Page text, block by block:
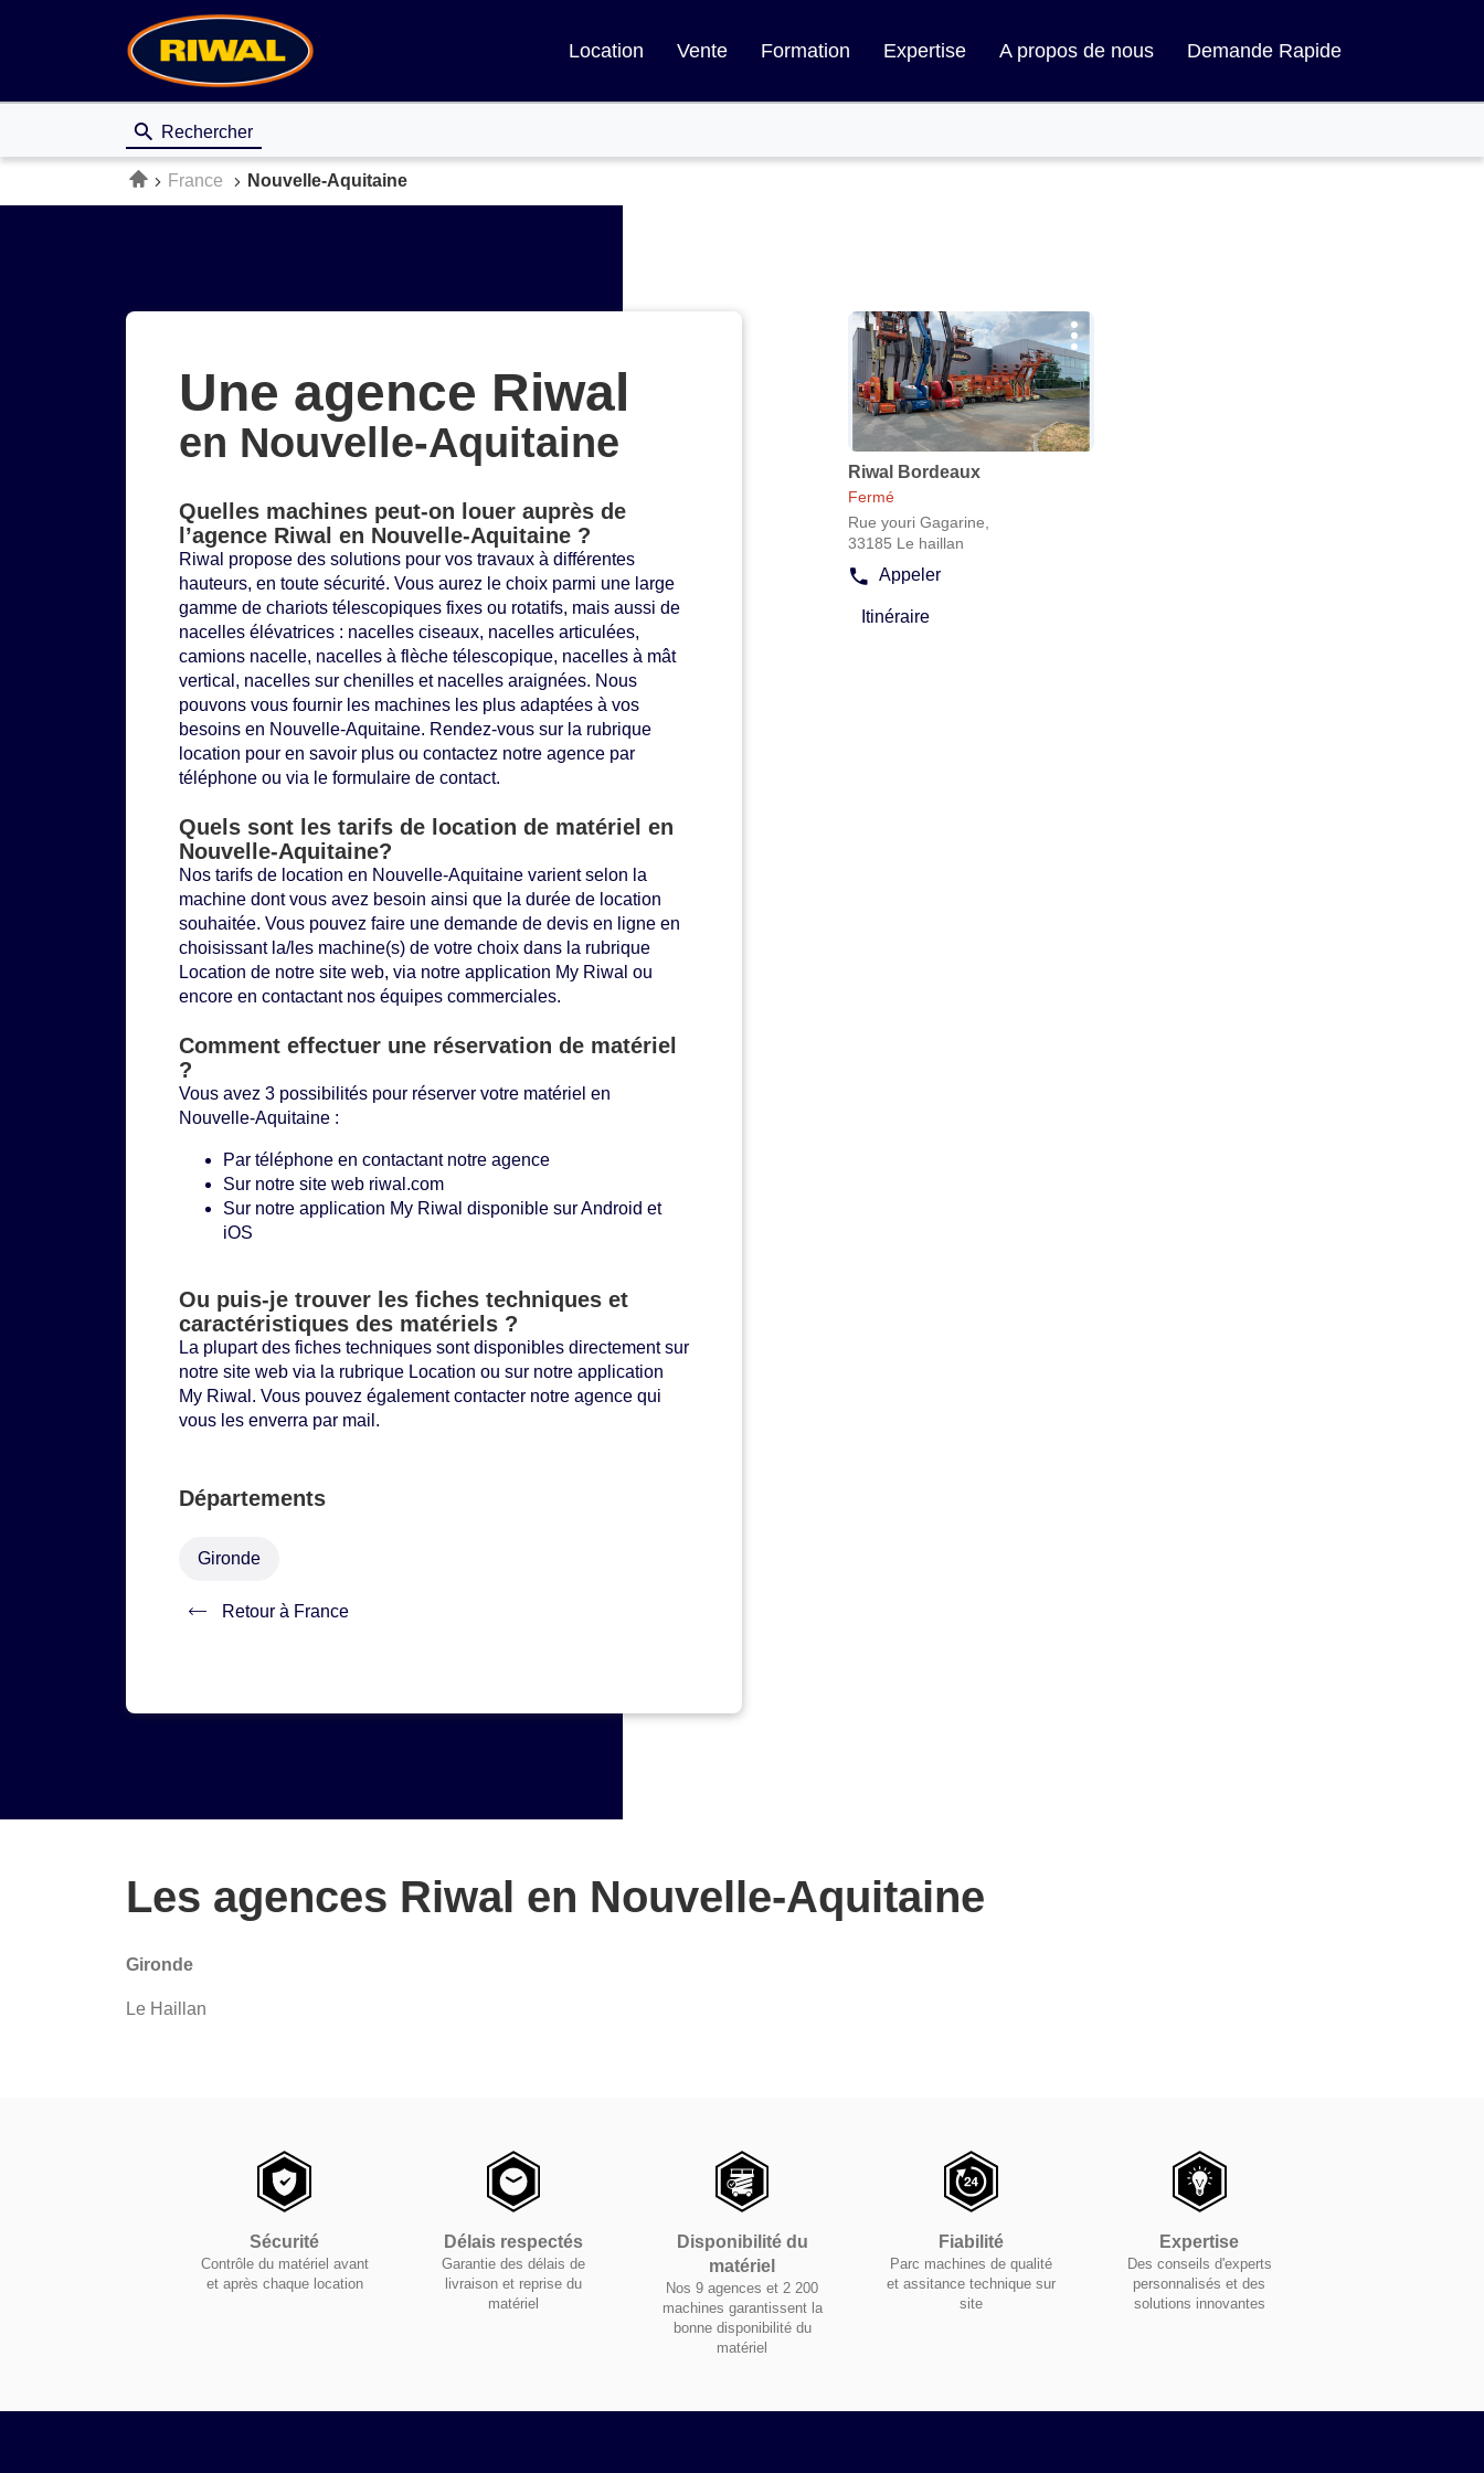
Location Vente Formation Expertise A propos de nous Demande Rapide
Rechercher
AccueilFrance Nouvelle-Aquitaine
Une agence Riwal
en Nouvelle-Aquitaine
Quelles machines peut-on louer auprès de
l’agence Riwal en Nouvelle-Aquitaine ?
Riwal propose des solutions pour vos travaux à différentes
hauteurs, en toute sécurité. Vous aurez le choix parmi une large
gamme de chariots télescopiques fixes ou rotatifs, mais aussi de
nacelles élévatrices : nacelles ciseaux, nacelles articulées,
camions nacelle, nacelles à flèche télescopique, nacelles à mât
vertical, nacelles sur chenilles et nacelles araignées. Nous
pouvons vous fournir les machines les plus adaptées à vos
besoins en Nouvelle-Aquitaine. Rendez-vous sur la rubrique
location pour en savoir plus ou contactez notre agence par
téléphone ou via le formulaire de contact.
Quels sont les tarifs de location de matériel en
Nouvelle-Aquitaine?
Nos tarifs de location en Nouvelle-Aquitaine varient selon la
machine dont vous avez besoin ainsi que la durée de location
souhaitée. Vous pouvez faire une demande de devis en ligne en
choisissant la/les machine(s) de votre choix dans la rubrique
Location de notre site web, via notre application My Riwal ou
encore en contactant nos équipes commerciales.
Comment effectuer une réservation de matériel
?
Vous avez 3 possibilités pour réserver votre matériel en
Nouvelle-Aquitaine :
Par téléphone en contactant notre agence
Sur notre site web riwal.com
Sur notre application My Riwal disponible sur Android et
iOS
Ou puis-je trouver les fiches techniques et
caractéristiques des matériels ?
La plupart des fiches techniques sont disponibles directement sur
notre site web via la rubrique Location ou sur notre application
My Riwal. Vous pouvez également contacter notre agence qui
vous les enverra par mail.
Départements
Gironde
Retour à France
Appuyer
la
touche
ENTRÉE
obtenir
de
plus
amples
informations
Agence
:
Riwal Bordeaux
Fermé
Rue youri Gagarine,
33185 Le haillan
Appeler
Afficher
numéro
Itinéraire
jusqu'à
Plus
d'options
Les agences Riwal en Nouvelle-Aquitaine
Gironde
Le Haillan
Sécurité
Contrôle du matériel avant
et après chaque location
Délais respectés
Garantie des délais de
livraison et reprise du
matériel
Disponibilité du
matériel
Nos 9 agences et 2 200
machines garantissent la
bonne disponibilité du
matériel
Fiabilité
Parc machines de qualité
et assitance technique sur
site
Expertise
Des conseils d'experts
personnalisés et des
solutions innovantes